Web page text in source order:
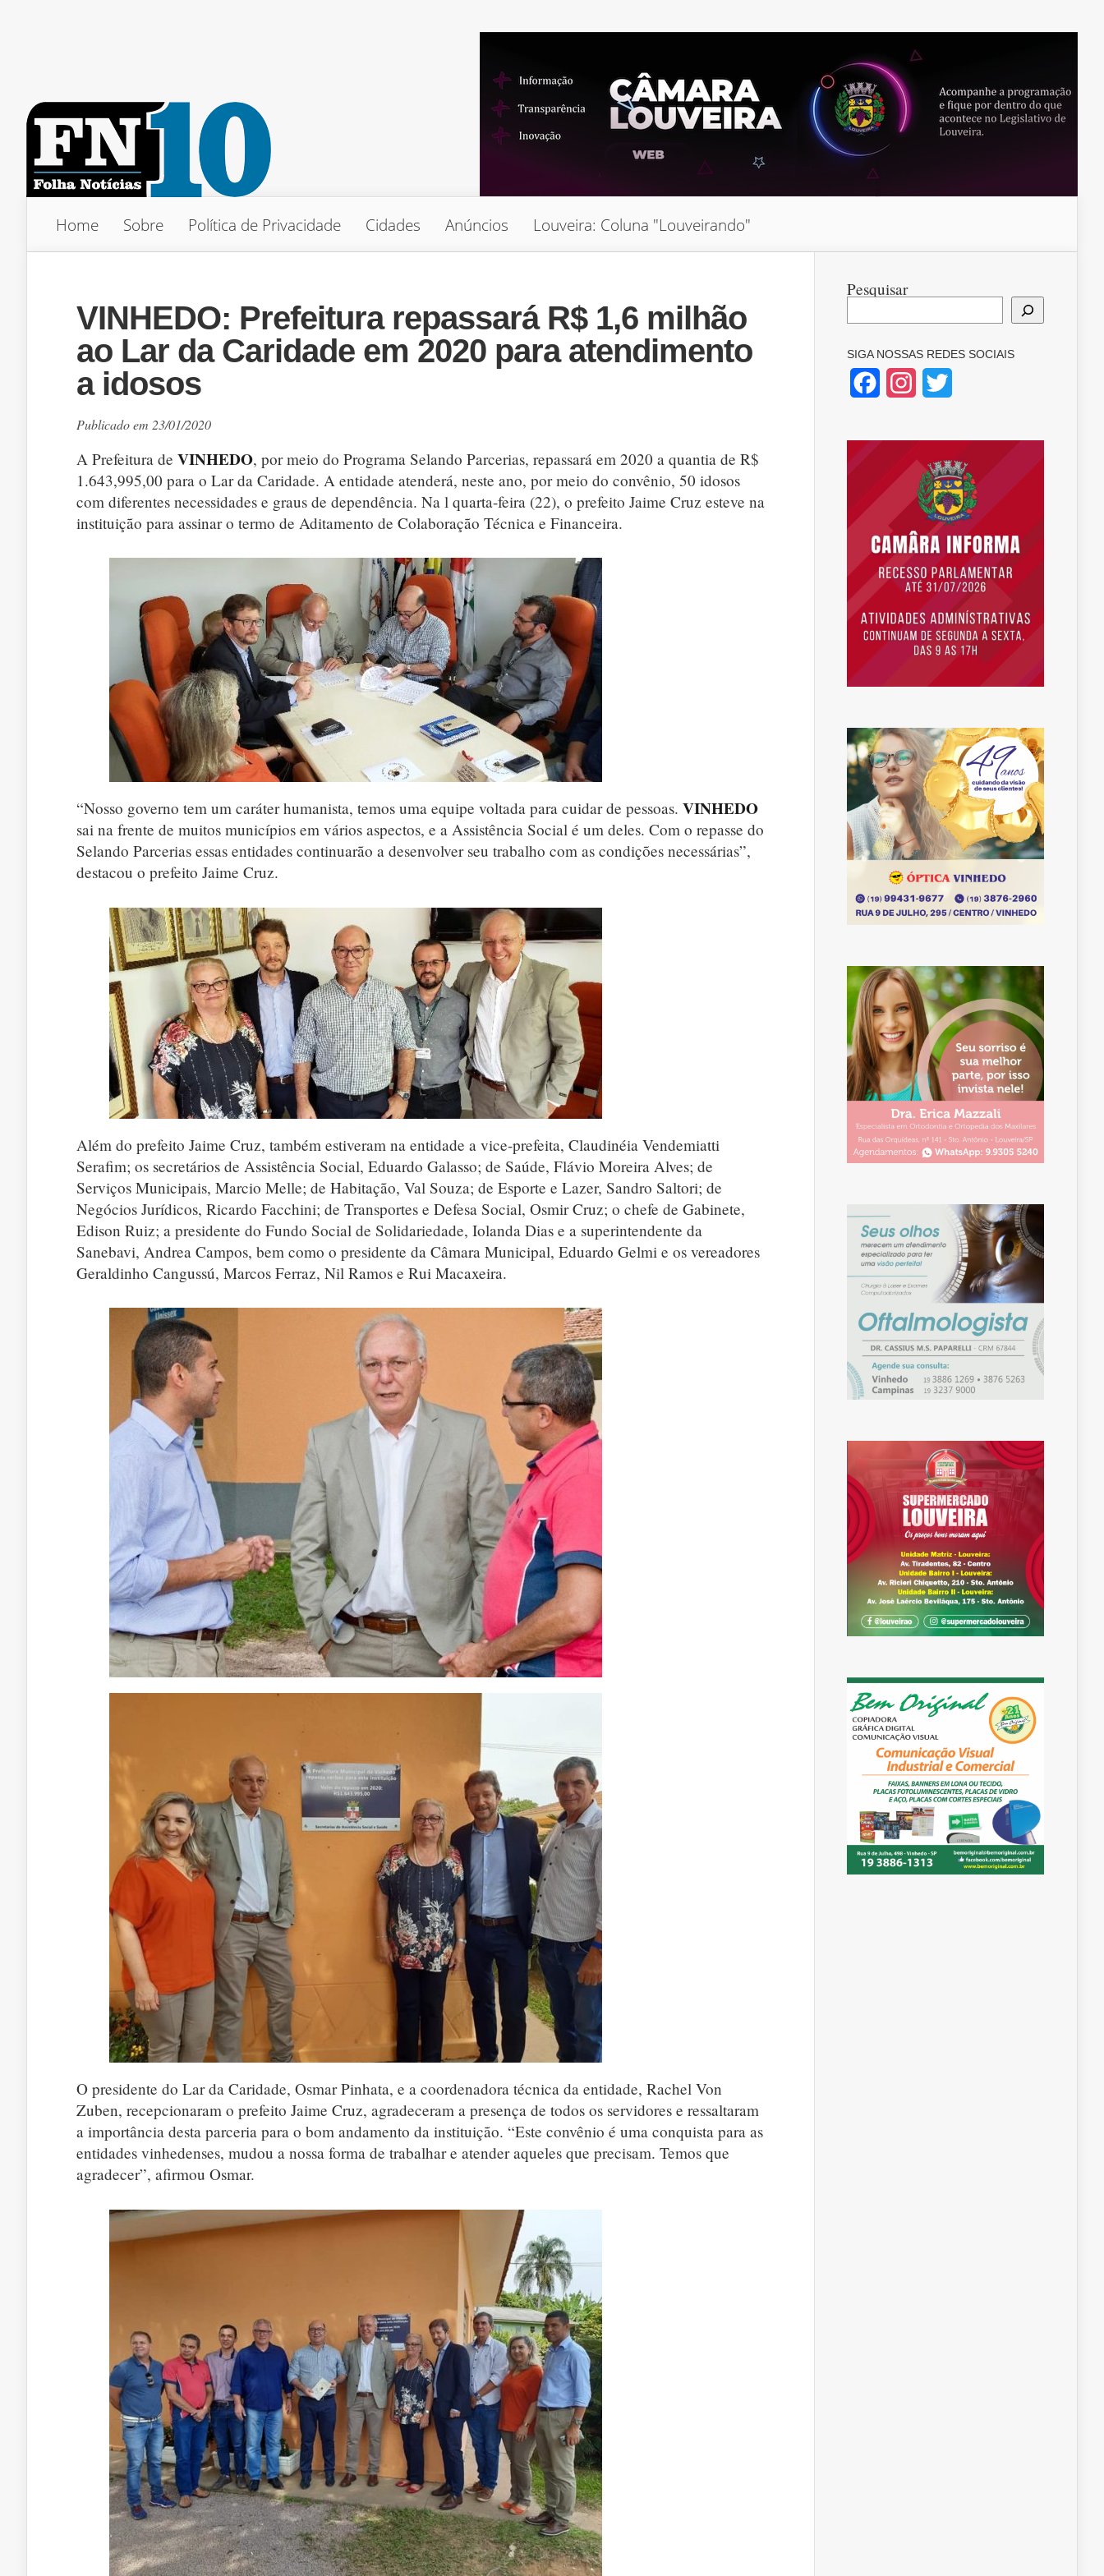
Home Sobre Política de Privacidade Cidades Anúncios Louveira: Coluna "Louveirando"
VINHEDO: Prefeitura repassará R$ 1,6 milhão
ao Lar da Caridade em 2020 para atendimento
a idosos
Publicado em 23/01/2020
A Prefeitura de VINHEDO, por meio do Programa Selando Parcerias, repassará em 2020 a quantia de R$
1.643,995,00 para o Lar da Caridade. A entidade atenderá, neste ano, por meio do convênio, 50 idosos
com diferentes necessidades e graus de dependência. Na l quarta-feira (22), o prefeito Jaime Cruz esteve na
instituição para assinar o termo de Aditamento de Colaboração Técnica e Financeira.
“Nosso governo tem um caráter humanista, temos uma equipe voltada para cuidar de pessoas. VINHEDO
sai na frente de muitos municípios em vários aspectos, e a Assistência Social é um deles. Com o repasse do
Selando Parcerias essas entidades continuarão a desenvolver seu trabalho com as condições necessárias”,
destacou o prefeito Jaime Cruz.
Além do prefeito Jaime Cruz, também estiveram na entidade a vice-prefeita, Claudinéia Vendemiatti
Serafim; os secretários de Assistência Social, Eduardo Galasso; de Saúde, Flávio Moreira Alves; de
Serviços Municipais, Marcio Melle; de Habitação, Val Souza; de Esporte e Lazer, Sandro Saltori; de
Negócios Jurídicos, Ricardo Facchini; de Transportes e Defesa Social, Osmir Cruz; o chefe de Gabinete,
Edison Ruiz; a presidente do Fundo Social de Solidariedade, Iolanda Dias e a superintendente da
Sanebavi, Andrea Campos, bem como o presidente da Câmara Municipal, Eduardo Gelmi e os vereadores
Geraldinho Cangussú, Marcos Ferraz, Nil Ramos e Rui Macaxeira.
O presidente do Lar da Caridade, Osmar Pinhata, e a coordenadora técnica da entidade, Rachel Von
Zuben, recepcionaram o prefeito Jaime Cruz, agradeceram a presença de todos os servidores e ressaltaram
a importância desta parceria para o bom andamento da instituição. “Este convênio é uma conquista para as
entidades vinhedenses, mudou a nossa forma de trabalhar e atender aqueles que precisam. Temos que
agradecer”, afirmou Osmar.
Pesquisar
SIGA NOSSAS REDES SOCIAIS
FacebookInstagram